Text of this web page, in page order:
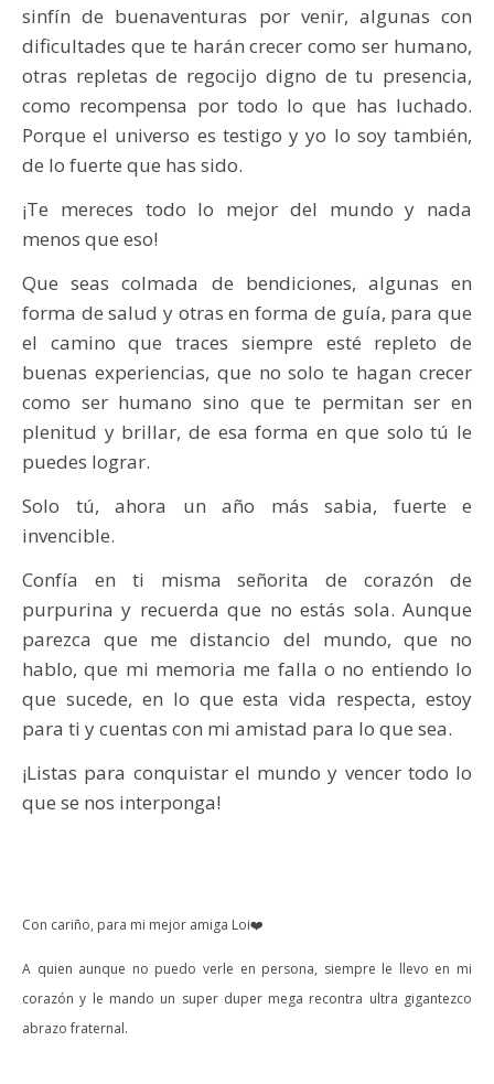
sinfín de buenaventuras por venir, algunas con
dificultades que te harán crecer como ser humano,
otras repletas de regocijo digno de tu presencia,
como recompensa por todo lo que has luchado.
Porque el universo es testigo y yo lo soy también,
de lo fuerte que has sido.
¡Te mereces todo lo mejor del mundo y nada
menos que eso!
Que seas colmada de bendiciones, algunas en
forma de salud y otras en forma de guía, para que
el camino que traces siempre esté repleto de
buenas experiencias, que no solo te hagan crecer
como ser humano sino que te permitan ser en
plenitud y brillar, de esa forma en que solo tú le
puedes lograr.
Solo tú, ahora un año más sabia, fuerte e
invencible.
Confía en ti misma señorita de corazón de
purpurina y recuerda que no estás sola. Aunque
parezca que me distancio del mundo, que no
hablo, que mi memoria me falla o no entiendo lo
que sucede, en lo que esta vida respecta, estoy
para ti y cuentas con mi amistad para lo que sea.
¡Listas para conquistar el mundo y vencer todo lo
que se nos interponga!
Con cariño, para mi mejor amiga Loi❤️
A quien aunque no puedo verle en persona, siempre le llevo en mi
corazón y le mando un super duper mega recontra ultra gigantezco
abrazo fraternal.